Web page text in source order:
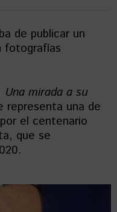
de publicar un
fotografías
mirada a su
representa una de
el centenario
que se